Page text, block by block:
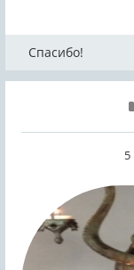
Спасибо!
5